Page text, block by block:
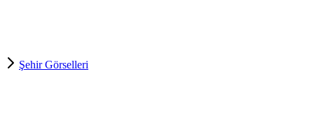
Şehir Görselleri